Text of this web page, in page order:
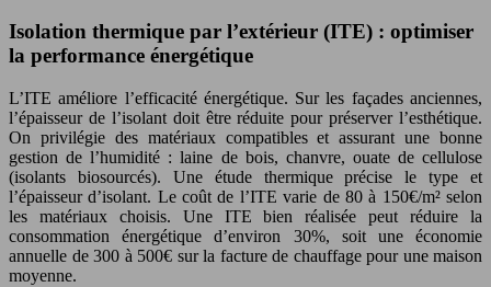
Isolation thermique par l’extérieur (ITE) : optimiser
la performance énergétique
L’ITE améliore l’efficacité énergétique. Sur les façades anciennes,
l’épaisseur de l’isolant doit être réduite pour préserver l’esthétique.
On privilégie des matériaux compatibles et assurant une bonne
gestion de l’humidité : laine de bois, chanvre, ouate de cellulose
(isolants biosourcés). Une étude thermique précise le type et
l’épaisseur d’isolant. Le coût de l’ITE varie de 80 à 150€/m² selon
les matériaux choisis. Une ITE bien réalisée peut réduire la
consommation énergétique d’environ 30%, soit une économie
annuelle de 300 à 500€ sur la facture de chauffage pour une maison
moyenne.